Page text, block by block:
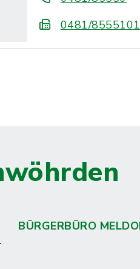
0481/8555101
BÜRGERBÜRO